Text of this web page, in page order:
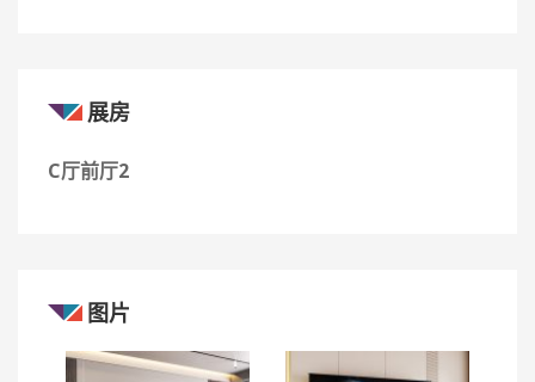
展房
C厅前厅2
图片